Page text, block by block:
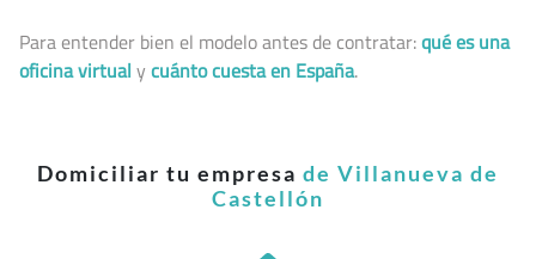
Para entender bien el modelo antes de contratar:qué es una
oficina virtual ycuánto cuesta en España.
Domiciliar tu empresa de Villanueva de
Castellón